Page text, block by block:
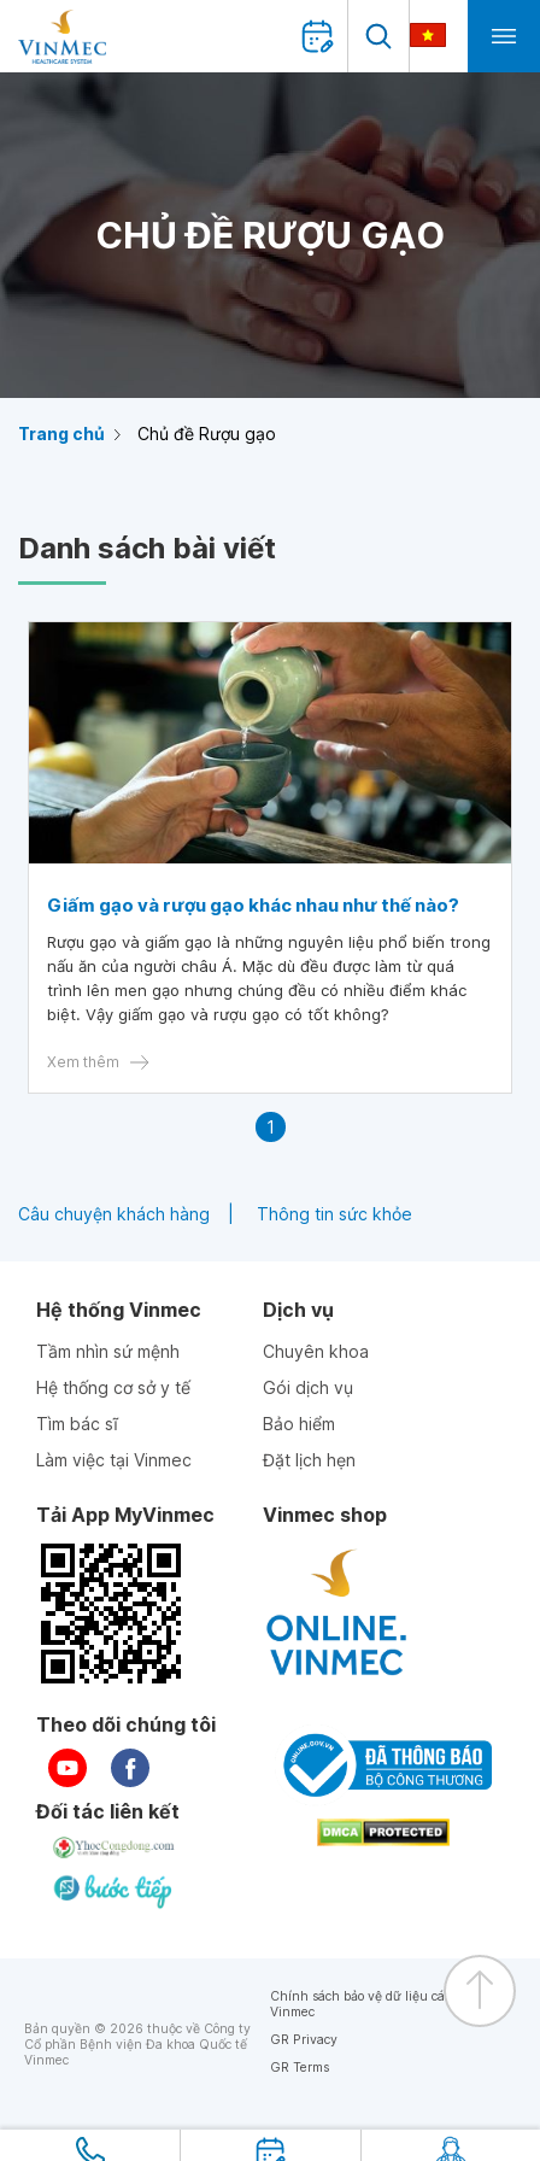
CHỦ ĐỀ RƯỢU GẠO
Trang chủ Chủ đề Rượu gạo
Danh sách bài viết
Giấm gạo và rượu gạo khác nhau như thế nào?
Rượu gạo và giấm gạo là những nguyên liệu phổ biến trong
nấu ăn của người châu Á. Mặc dù đều được làm từ quá
trình lên men gạo nhưng chúng đều có nhiều điểm khác
biệt. Vậy giấm gạo và rượu gạo có tốt không?
Xem thêm
1
Câu chuyện khách hàng Thông tin sức khỏe
Hệ thống Vinmec
Tầm nhìn sứ mệnh
Hệ thống cơ sở y tế
Tìm bác sĩ
Làm việc tại Vinmec
Dịch vụ
Chuyên khoa
Gói dịch vụ
Bảo hiểm
Đặt lịch hẹn
Tải App MyVinmec Vinmec shop
Theo dõi chúng tôi
Đối tác liên kết
Bản quyền © 2026 thuộc về Công ty
Cổ phần Bệnh viện Đa khoa Quốc tế
Vinmec
Chính sách bảo vệ dữ liệu cá nhân của
Vinmec
GR Privacy
GR Terms